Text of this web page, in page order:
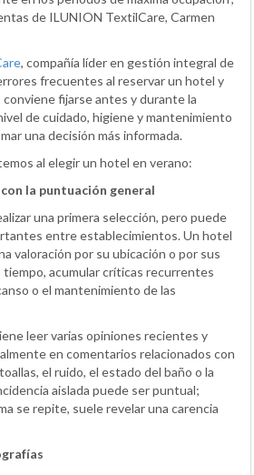
de ILUNION TextilCare, Carmen
, compañía líder en gestión integral de
frecuentes al reservar un hotel y
fijarse antes y durante la
de cuidado, higiene y mantenimiento
una decisión más informada.
al elegir un hotel en verano:
la puntuación general
una primera selección, pero puede
entre establecimientos. Un hotel
valoración por su ubicación o por sus
tiempo, acumular críticas recurrentes
o el mantenimiento de las
leer varias opiniones recientes y
en comentarios relacionados con
el ruido, el estado del baño o la
aislada puede ser puntual;
se repite, suele revelar una carencia